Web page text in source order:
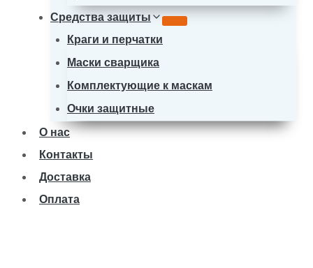
Средства защиты
Краги и перчатки
Маски сварщика
Комплектующие к маскам
Очки защитные
О нас
Контакты
Доставка
Оплата